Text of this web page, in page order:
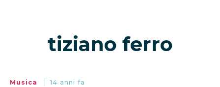
tiziano ferro
Musica 14 anni fa